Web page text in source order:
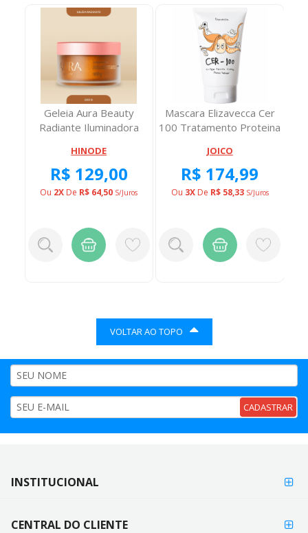
Geleia Aura Beauty
Radiante Iluminadora
HINODE
R$ 129,00
Ou 2X De R$ 64,50 S/juros
Mascara Elizavecca Cer
100 Tratamento Proteina
JOICO
R$ 174,99
Ou 3XDe R$ 58,33 S/juros
VOLTAR AO TOPO
CADASTRAR
FORMAS
FORMAS DE
PAGAMENTO
INSTITUCIONAL
CENTRAL DO CLIENTE